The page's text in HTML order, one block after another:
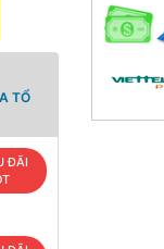
TỔ
ĐÃI